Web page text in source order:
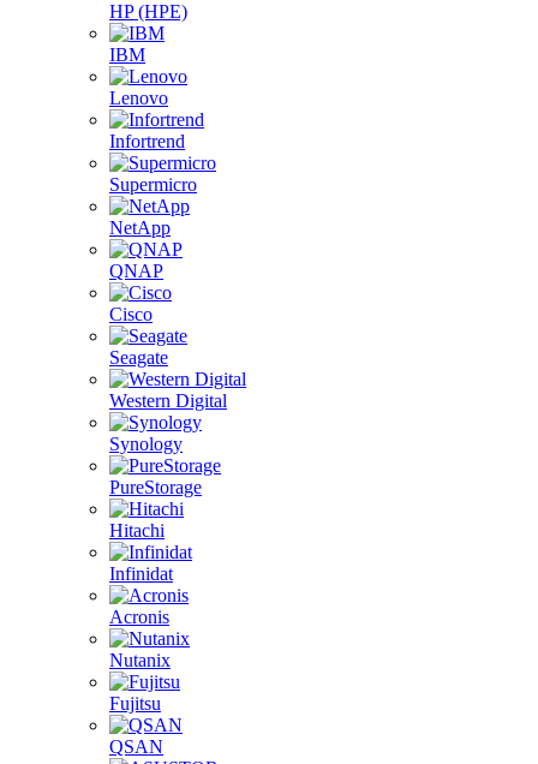
HP (HPE)
IBM
Lenovo
Infortrend
Supermicro
NetApp
QNAP
Cisco
Seagate
Western Digital
Synology
PureStorage
Hitachi
Infinidat
Acronis
Nutanix
Fujitsu
QSAN